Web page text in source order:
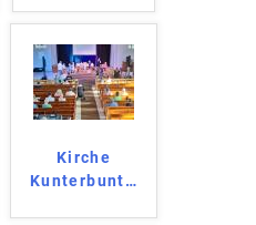
Kirche
Kunterbunt…